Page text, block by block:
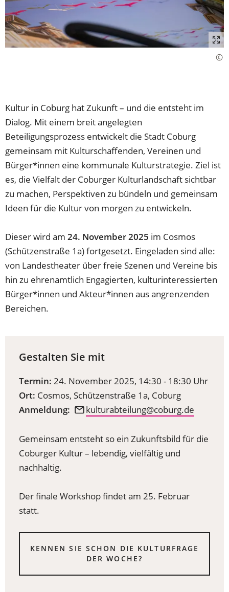
Kultur in Coburg hat Zukunft – und die entsteht im
Dialog. Mit einem breit angelegten
Beteiligungsprozess entwickelt die Stadt Coburg
gemeinsam mit Kulturschaffenden, Vereinen und
Bürger*innen eine kommunale Kulturstrategie. Ziel ist
es, die Vielfalt der Coburger Kulturlandschaft sichtbar
zu machen, Perspektiven zu bündeln und gemeinsam
Ideen für die Kultur von morgen zu entwickeln.
Dieser wird am24. November 2025 im Cosmos
(Schützenstraße 1a) fortgesetzt. Eingeladen sind alle:
von Landestheater über freie Szenen und Vereine bis
hin zu ehrenamtlich Engagierten, kulturinteressierten
Bürger*innen und Akteur*innen aus angrenzenden
Bereichen.
Gestalten Sie mit
Termin: 24. November 2025, 14:30 - 18:30 Uhr
Ort: Cosmos, Schützenstraße 1a, Coburg
Anmeldung:
kulturabteilung coburg de
Gemeinsam entsteht so ein Zukunftsbild für die
Coburger Kultur – lebendig, vielfältig und
nachhaltig.
Der finale Workshop findet am 25. Februar
statt.
KENNEN SIE SCHON DIE KULTURFRAGE
DER WOCHE?